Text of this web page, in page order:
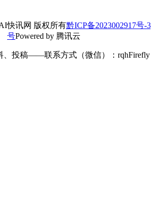
快讯网 版权所有黔ICP备2023002917号-3
号Powered by 腾讯云
、投稿——联系方式（微信）：rqhFirefly